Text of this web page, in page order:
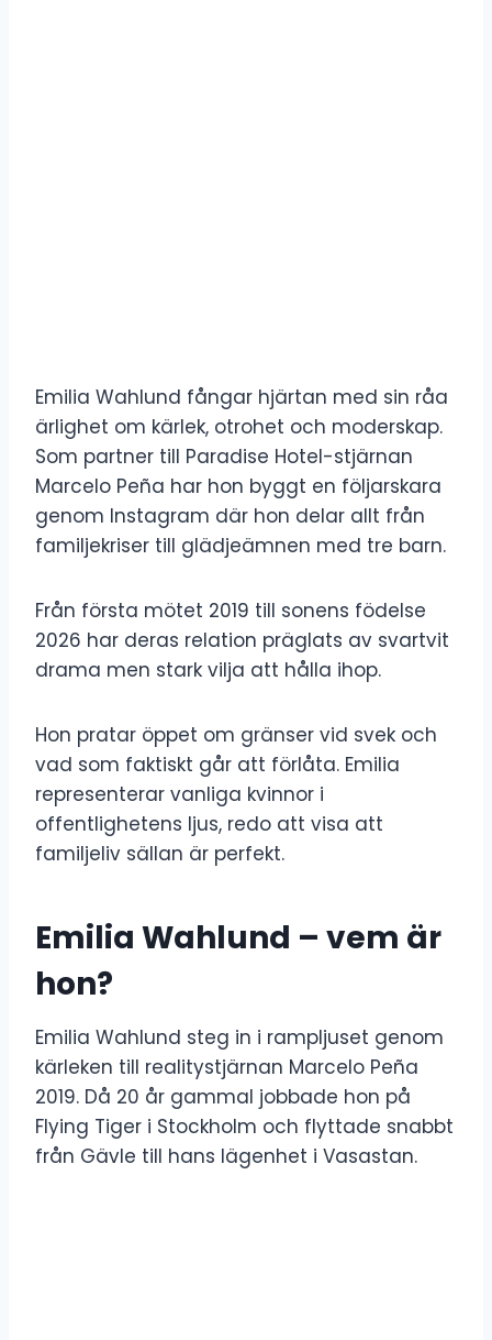
Emilia Wahlund fångar hjärtan med sin råa
ärlighet om kärlek, otrohet och moderskap.
Som partner till Paradise Hotel-stjärnan
Marcelo Peña har hon byggt en följarskara
genom Instagram där hon delar allt från
familjekriser till glädjeämnen med tre barn.
Från första mötet 2019 till sonens födelse
2026 har deras relation präglats av svartvit
drama men stark vilja att hålla ihop.
Hon pratar öppet om gränser vid svek och
vad som faktiskt går att förlåta. Emilia
representerar vanliga kvinnor i
offentlighetens ljus, redo att visa att
familjeliv sällan är perfekt.
Emilia Wahlund – vem är
hon?
Emilia Wahlund steg in i rampljuset genom
kärleken till realitystjärnan Marcelo Peña
2019. Då 20 år gammal jobbade hon på
Flying Tiger i Stockholm och flyttade snabbt
från Gävle till hans lägenhet i Vasastan.